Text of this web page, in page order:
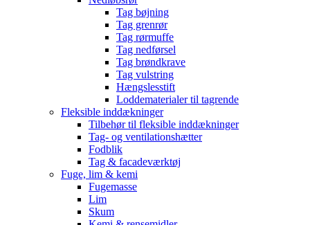
Tag bøjning
Tag grenrør
Tag rørmuffe
Tag nedførsel
Tag brøndkrave
Tag vulstring
Hængslesstift
Loddematerialer til tagrende
Fleksible inddækninger
Tilbehør til fleksible inddækninger
Tag- og ventilationshætter
Fodblik
Tag & facadeværktøj
Fuge, lim & kemi
Fugemasse
Lim
Skum